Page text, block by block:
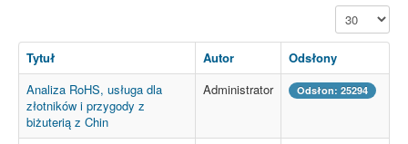
Pokaż #
Tytuł Autor
Odsłony
Analiza RoHS, usługa dla
złotników i przygody z
biżuterią z Chin
Administrator Odsłon: 25294